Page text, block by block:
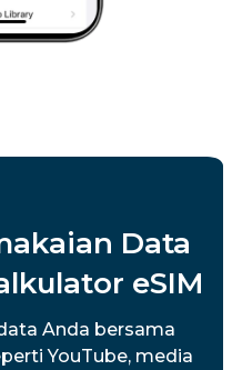
Data
eSIM
Anda bersama
YouTube, media